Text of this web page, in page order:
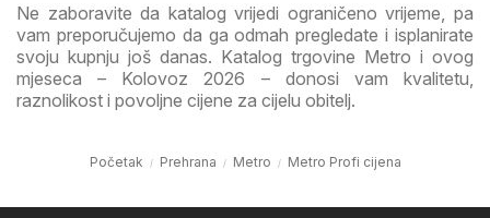
Ne zaboravite da katalog vrijedi ograničeno vrijeme, pa
vam preporučujemo da ga odmah pregledate i isplanirate
svoju kupnju još danas. Katalog trgovine Metro i ovog
mjeseca – Kolovoz 2026 – donosi vam kvalitetu,
raznolikost i povoljne cijene za cijelu obitelj.
Početak Prehrana Metro Metro Profi cijena